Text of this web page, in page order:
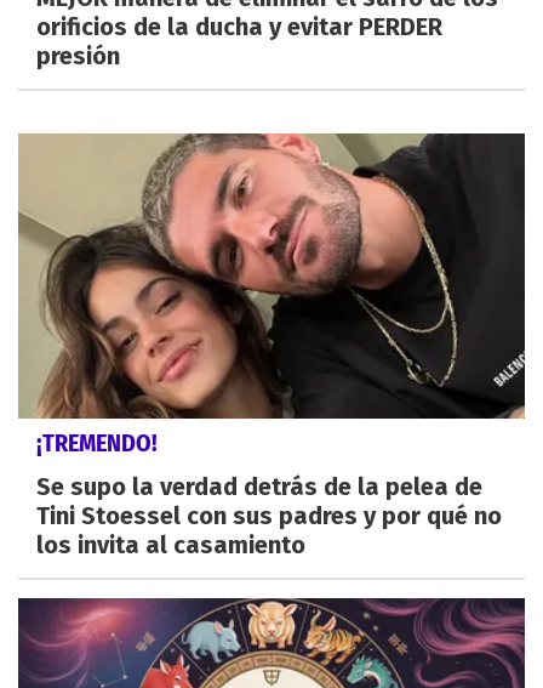
orificios de la ducha y evitar PERDER
presión
¡TREMENDO!
Se supo la verdad detrás de la pelea de
Tini Stoessel con sus padres y por qué no
los invita al casamiento